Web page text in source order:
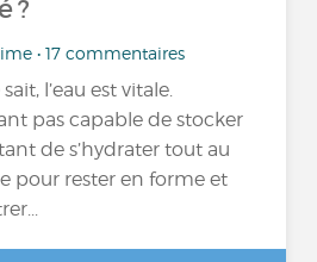
?
• 17 commentaires
l’eau est vitale.
pas capable de stocker
de s’hydrater tout au
pour rester en forme et